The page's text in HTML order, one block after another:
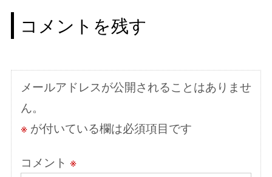
ゲ
ー
ョ
ン
コメントを残す
メールアドレスが公開されることはありませ
ん。
※が付いている欄は必須項目です
コメント ※